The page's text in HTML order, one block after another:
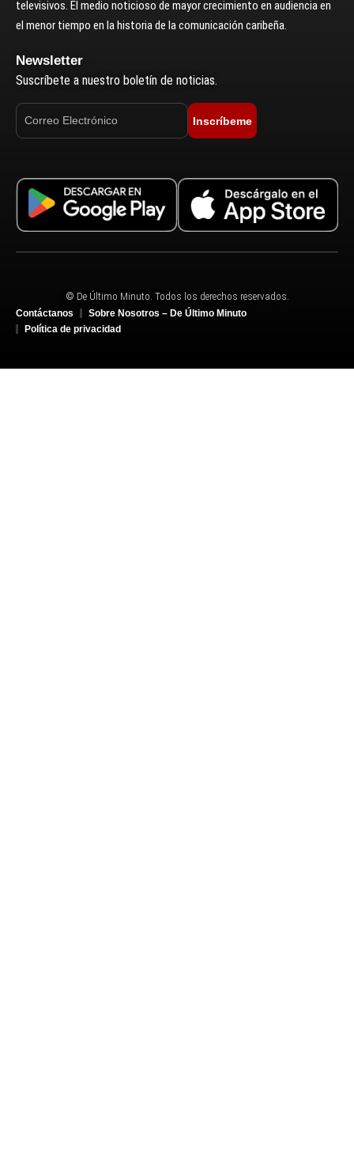
televisivos. El medio noticioso de mayor crecimiento en audiencia en
el menor tiempo en la historia de la comunicación caribeña.
Newsletter
Suscríbete a nuestro boletín de noticias.
Inscríbeme
© De Último Minuto. Todos los derechos reservados.
Contáctanos
Sobre Nosotros – De Último Minuto
Política de privacidad